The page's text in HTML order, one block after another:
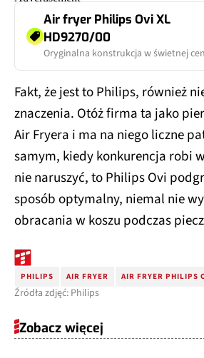
Air fryer Philips Ovi XL
HD9270/00
Oryginalna konstrukcja w świetnej
Fakt, że jest to Philips, również
znaczenia. Otóż firma ta jako
Air Fryera i ma na niego liczne
samym, kiedy konkurencja robi
nie naruszyć, to Philips Ovi
sposób optymalny, niemal nie
obracania w koszu podczas
PHILIPS AIR FRYER AIR FRYER PHILIPS
Źródła zdjęć: Philips
Zobacz więcej